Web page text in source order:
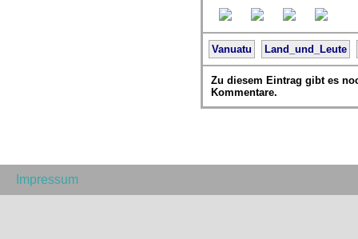
Vanuatu Land_und_Leute
Zu diesem Eintrag gibt es
Kommentare.
Impressum